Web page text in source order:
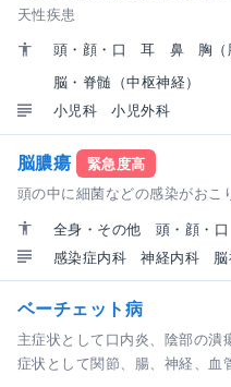
天性疾患
頭・顔・口 耳 鼻 胸（
脳・脊髄（中枢神経）
小児科
小児外科
脳膿瘍
緊急度高
頭の中に細菌などの感染がおこ
全身・その他 頭・顔・口
感染症内科
神経内科
ベーチェット病
主症状として口内炎、陰部の潰
症状として関節、腸、神経、血